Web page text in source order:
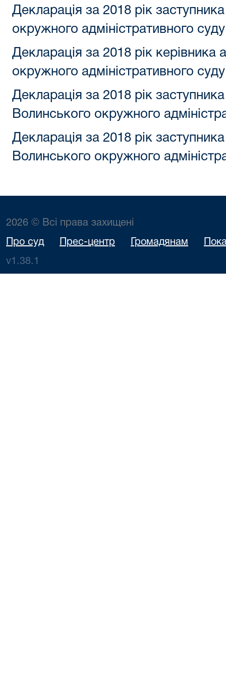
Декларація за 2018 рік
окружного адміністративного
Декларація за 2018 рік керівника
окружного адміністративного
Декларація за 2018 рік
Волинського окружного
Декларація за 2018 рік
Волинського окружного
2026 © Всі права захищені
Про суд Прес-центр Громадянам
v1.38.1